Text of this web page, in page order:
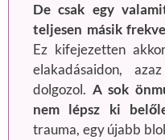
De csak egy
teljesen másik
Ez kifejezetten
elakadásaidon,
dolgozol. A sok
nem lépsz ki
trauma, egy újabb